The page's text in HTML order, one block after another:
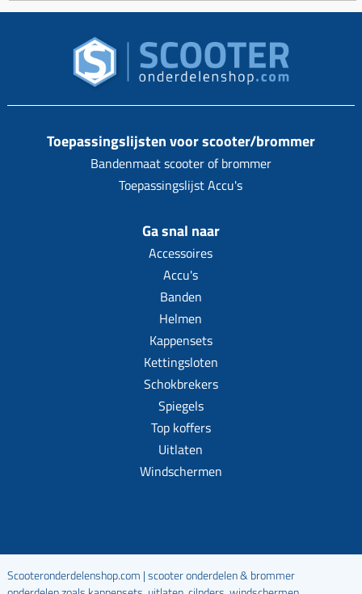
Toepassingslijsten voor scooter/brommer
Bandenmaat scooter of brommer
Toepassingslijst Accu's
Ga snal naar
Accessoires
Accu's
Banden
Helmen
Kappensets
Kettingsloten
Schokbrekers
Spiegels
Top koffers
Uitlaten
Windschermen
Scooteronderdelenshop.com | scooter onderdelen & brommer